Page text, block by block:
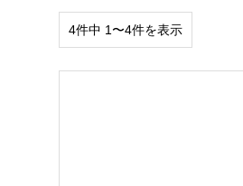
4件中 1〜4件を表示